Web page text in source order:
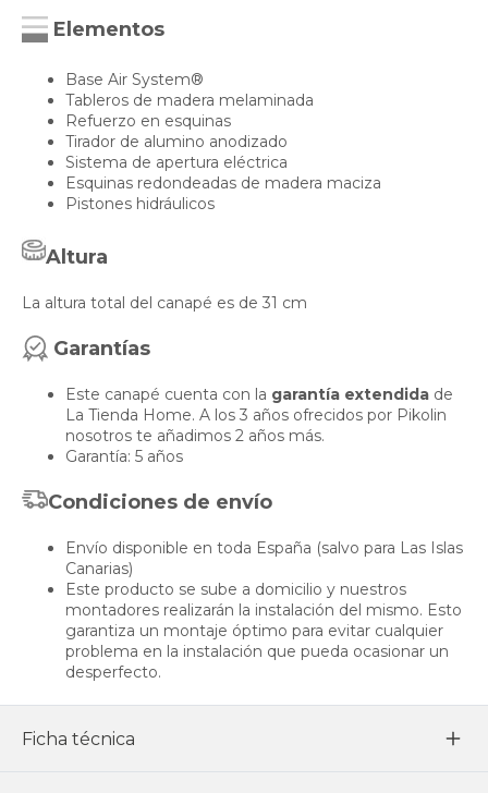
Elementos
Base Air System®
Tableros de madera melaminada
Refuerzo en esquinas
Tirador de alumino anodizado
Sistema de apertura eléctrica
Esquinas redondeadas de madera maciza
Pistones hidráulicos
Altura
La altura total del canapé es de 31 cm
Garantías
Este canapé cuenta con la garantía extendida de
La Tienda Home. A los 3 años ofrecidos por Pikolin
nosotros te añadimos 2 años más.
Garantía: 5 años
Condiciones de envío
Envío disponible en toda España (salvo para Las Islas
Canarias)
Este producto se sube a domicilio y nuestros
montadores realizarán la instalación del mismo. Esto
garantiza un montaje óptimo para evitar cualquier
problema en la instalación que pueda ocasionar un
desperfecto.
Ficha técnica